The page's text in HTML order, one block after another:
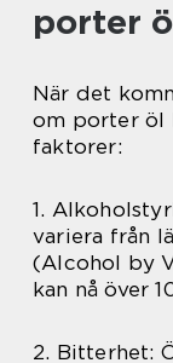
porter
När det
om porter öl
faktorer:
1.
variera från
(Alcohol by
kan nå över
2. Bitterhet: